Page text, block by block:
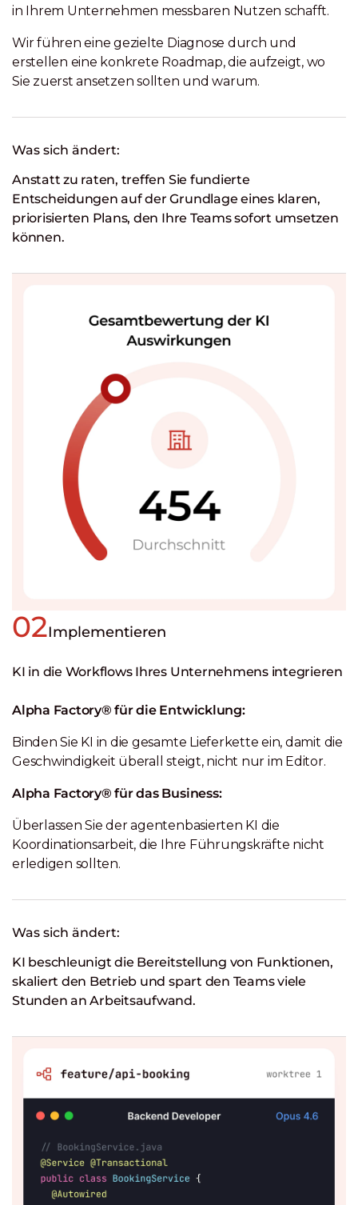
in Ihrem Unternehmen messbaren Nutzen schafft.
Wir führen eine gezielte Diagnose durch und
erstellen eine konkrete Roadmap, die aufzeigt, wo
Sie zuerst ansetzen sollten und warum.
Was sich ändert:
Anstatt zu raten, treffen Sie fundierte
Entscheidungen auf der Grundlage eines klaren,
priorisierten Plans, den Ihre Teams sofort umsetzen
können.
02Implementieren
KI in die Workflows Ihres Unternehmens integrieren
Alpha Factory® für die Entwicklung:
Binden Sie KI in die gesamte Lieferkette ein, damit die
Geschwindigkeit überall steigt, nicht nur im Editor.
Alpha Factory® für das Business:
Überlassen Sie der agentenbasierten KI die
Koordinationsarbeit, die Ihre Führungskräfte nicht
erledigen sollten.
Was sich ändert:
KI beschleunigt die Bereitstellung von Funktionen,
skaliert den Betrieb und spart den Teams viele
Stunden an Arbeitsaufwand.